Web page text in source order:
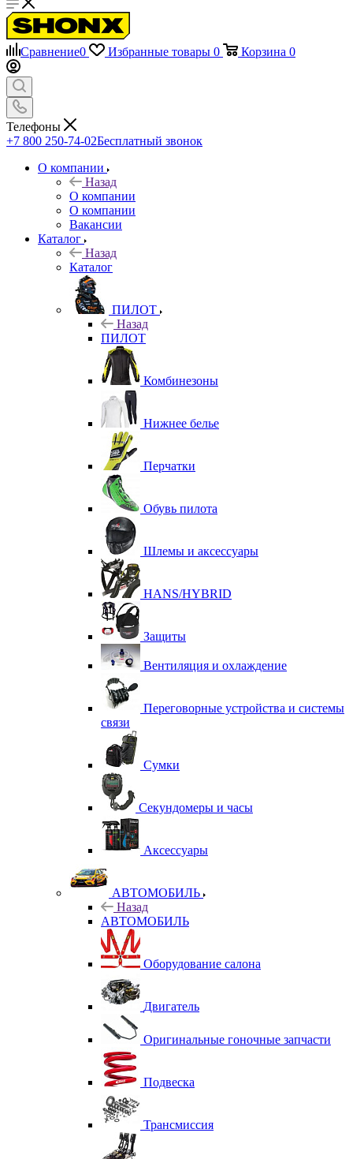
Сравнение0 Избранные товары 0 Корзина 0
Телефоны
+7 800 250-74-02Бесплатный звонок
О компании
Назад
О компании
О компании
Вакансии
Каталог
Назад
Каталог
ПИЛОТ
Назад
ПИЛОТ
Комбинезоны
Нижнее белье
Перчатки
Обувь пилота
Шлемы и аксессуары
HANS/HYBRID
Защиты
Вентиляция и охлаждение
Переговорные устройства и системы
связи
Сумки
Секундомеры и часы
Аксессуары
АВТОМОБИЛЬ
Назад
АВТОМОБИЛЬ
Оборудование салона
Двигатель
Оригинальные гоночные запчасти
Подвеска
Трансмиссия